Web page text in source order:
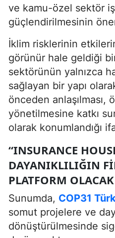
ve kamu-özel sektör
güçlendirilmesinin
İklim risklerinin
görünür hale geldiği
sektörünün yalnızca
sağlayan bir yapı
önceden anlaşılması,
yönetilmesine katkı
olarak konumlandığı
“INSURANCE
DAYANIKLILIĞIN
PLATFORM OLACAK
Sunumda, COP31
somut projelere ve
dönüştürülmesinde